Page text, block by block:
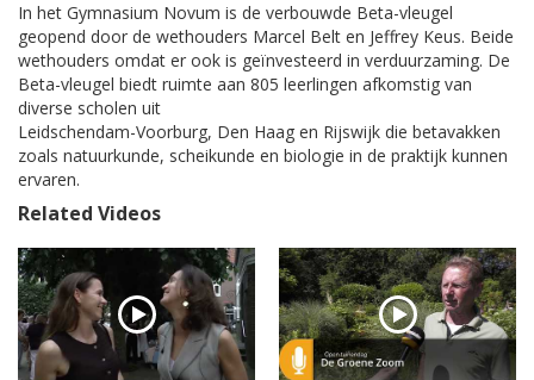
In het Gymnasium Novum is de verbouwde Beta-vleugel
geopend door de wethouders Marcel Belt en Jeffrey Keus. Beide
wethouders omdat er ook is geïnvesteerd in verduurzaming. De
Beta-vleugel biedt ruimte aan 805 leerlingen afkomstig van
diverse scholen uit
Leidschendam-Voorburg, Den Haag en Rijswijk die betavakken
zoals natuurkunde, scheikunde en biologie in de praktijk kunnen
ervaren.
Related Videos